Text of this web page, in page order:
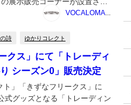
エーアイのキャラクターです。
詩 ゆかりコレクト
クス」にて「トレーディ
シーズン0」販売決定
」「きずなフリークス」に
式グッズとなる「トレーディン